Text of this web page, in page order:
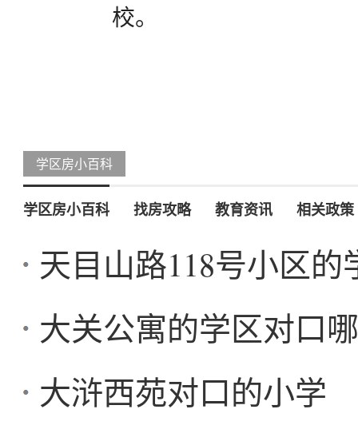
校。
学区房小百科
学区房小百科 找房攻略 教育资讯 相关政策
天目山路118号小区
大关公寓的学区对口
大浒西苑对口的小学